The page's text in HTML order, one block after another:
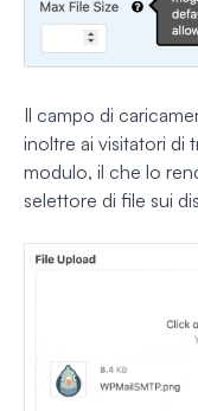
Il campo di
inoltre ai visitatori di
modulo, il che lo
selettore di file sui